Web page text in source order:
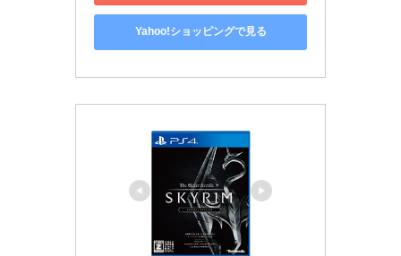
Yahoo!ショッピングで見る